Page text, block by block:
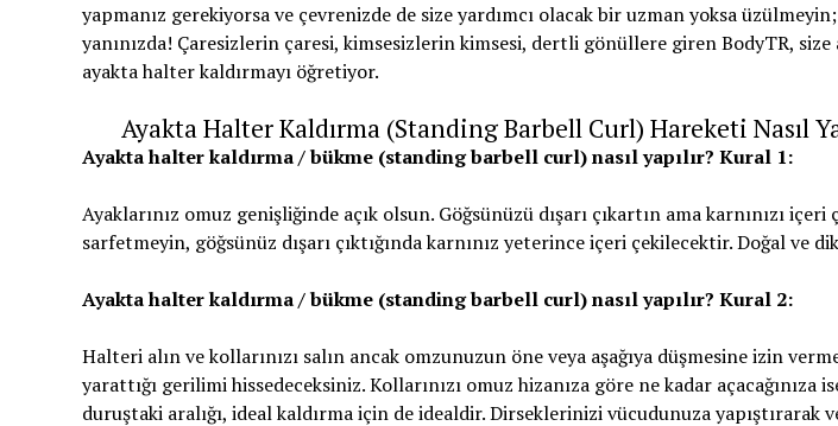
yapmanız gerekiyorsa ve çevrenizde de size yardımcı olacak bir uzman yoksa
yanınızda! Çaresizlerin çaresi, kimsesizlerin kimsesi, dertli gönüllere giren BodyTR, size
ayakta halter kaldırmayı öğretiyor.
Ayakta Halter Kaldırma (Standing Barbell Curl) Hareketi Nasıl
Ayakta halter kaldırma / bükme (standing barbell curl) nasıl yapılır? Kural 1:
Ayaklarınız omuz genişliğinde açık olsun. Göğsünüzü dışarı çıkartın ama karnınızı
sarfetmeyin, göğsünüz dışarı çıktığında karnınız yeterince içeri çekilecektir. Doğal ve
Ayakta halter kaldırma / bükme (standing barbell curl) nasıl yapılır? Kural 2:
Halteri alın ve kollarınızı salın ancak omzunuzun öne veya aşağıya düşmesine izin
yarattığı gerilimi hissedeceksiniz. Kollarınızı omuz hizanıza göre ne kadar açacağınıza
duruştaki aralığı, ideal kaldırma için de idealdir. Dirseklerinizi vücudunuza yapıştırarak